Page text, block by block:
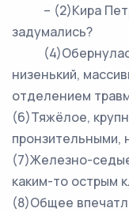
– (2)Кира
задумались?
низенький,
отделением
(6)Тяжёлое,
пронзительными,
(7)Железно-
каким-то острым
(8)Общее